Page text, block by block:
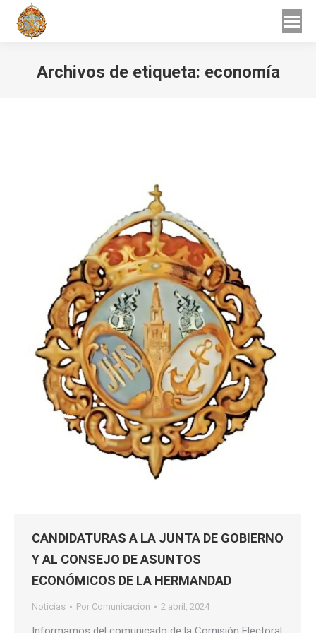
Archivos de etiqueta: economía
CANDIDATURAS A LA JUNTA DE GOBIERNO
Y AL CONSEJO DE ASUNTOS
ECONÓMICOS DE LA HERMANDAD
Noticias Por Comunicacion 2 abril, 2024